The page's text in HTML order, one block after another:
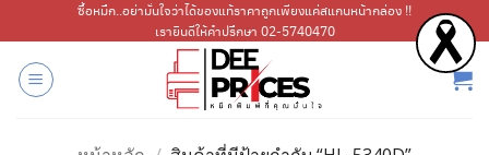
ไป
เนื้อหา
ซื้อหมึก..อย่ามั่นใจว่าได้ของแท้ราคาถูกเพียงแค่สแกนหน้ากล่อง !!
เรายินดีให้คำปรึกษา 02-5740470